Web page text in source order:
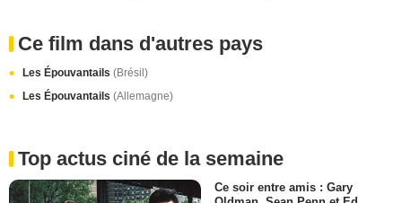
Ce film dans d'autres pays
Les Épouvantails (Brésil)
Les Épouvantails (Allemagne)
Top actus ciné de la semaine
Ce soir entre amis : Gary